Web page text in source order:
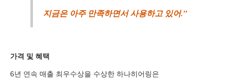
지금은 아주 만족하면서 사용하고 있어.”
가격 및 혜택
6년 연속 매출 최우수상을 수상한 하나히어링은